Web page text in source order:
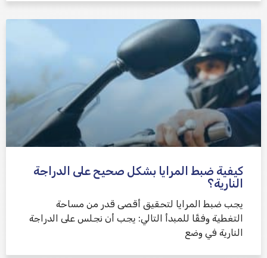
كيفية ضبط المرايا بشكل صحيح على الدراجة
النارية؟
يجب ضبط المرايا لتحقيق أقصى قدر من مساحة
التغطية وفقًا للمبدأ التالي: يجب أن نجلس على الدراجة
النارية في وضع